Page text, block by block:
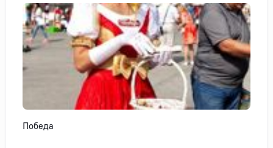
Победа